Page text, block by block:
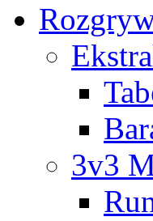
3v3